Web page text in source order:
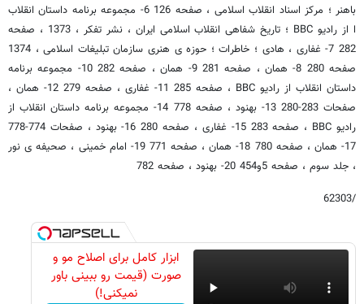
باهنر ؛ مرکز اسناد انقلاب اسلامی ، صفحه 126 6- مجموعه برنامه داستان انقلاب
ا از رادیو BBC ؛ تاریخ شفاهی انقلاب اسلامی ایران ، نشر تفکر ، 1373 ، صفحه
282 7- غفاری ، هادی ؛ خاطرات ؛ حوزه ی هنری سازمان تبلیغات اسلامی ، 1374
صفحه 280 8- همان ، صفحه 281 9- همان ، صفحه 282 10- مجموعه برنامه
داستان انقلاب از رادیو BBC ، صفحه 285 11- غفاری ، صفحه 279 12- همان ،
صفحات 283-280 13- بهنود ، صفحه 778 14- مجموعه برنامه داستان انقلاب از
رادیو BBC ، صفحه 283 15- غفاری ، صفحه 280 16- بهنود ، صفحات 774-778
17- همان ، صفحه 780 18- همان ، صفحه 771 19- امام خمینی ، صحیفه ی نور
، جلد سوم ، صفحه 5و454 20- بهنود ، صفحه 782
/62303
ابزار کامل برای اصلاح مو و
صورت (قیمت رو ببینی باور
نمیکنی!)